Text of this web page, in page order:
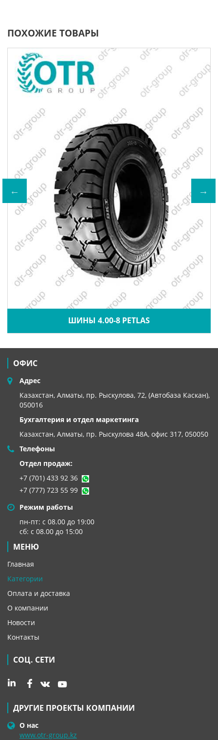
ПОХОЖИЕ ТОВАРЫ
ШИНЫ 4.00-8 PETLAS
ОФИС
Адрес
Казахстан, Алматы, пр. Рыскулова, 72, (Автобаза Каскан),
050016
Бухгалтерия и отдел маркетинга
Казахстан, Алматы, пр. Рыскулова 48А, офис 317, 050050
Телефоны
Отдел продаж:
+7 (701) 433 92 36
+7 (777) 723 55 99
Режим работы
пн-пт: с 08.00 до 19:00
сб: с 08.00 до 15:00
МЕНЮ
Главная
Категории
Оплата и доставка
О компании
Новости
Контакты
СОЦ. СЕТИ
ДРУГИЕ ПРОЕКТЫ КОМПАНИИ
О нас
www.otr-group.kz